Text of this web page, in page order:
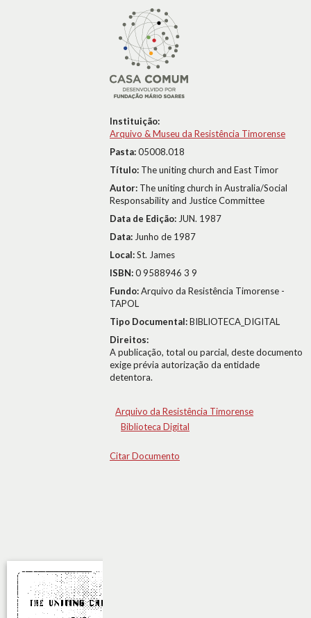
Instituição:
Arquivo & Museu da Resistência Timorense
Pasta:05008.018
Título: The uniting church and East Timor
Autor: The uniting church in Australia/Social
Responsability and Justice Committee
Data de Edição: JUN. 1987
Data: Junho de 1987
Local:St. James
ISBN:0 9588946 3 9
Fundo:Arquivo da Resistência Timorense -
TAPOL
Tipo Documental:BIBLIOTECA_DIGITAL
Direitos:
A publicação, total ou parcial, deste documento
exige prévia autorização da entidade
detentora.
Arquivo da Resistência Timorense
Biblioteca Digital
Citar Documento